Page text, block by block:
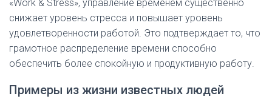
«Work & Stress», управление временем существенно
снижает уровень стресса и повышает уровень
удовлетворенности работой. Это подтверждает то, что
грамотное распределение времени способно
обеспечить более спокойную и продуктивную работу.
Примеры из жизни известных людей